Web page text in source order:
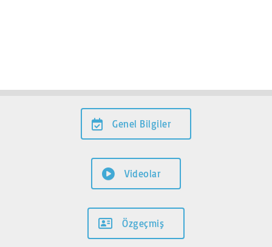
Genel Bilgiler
Videolar
Özgeçmiş